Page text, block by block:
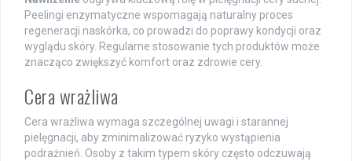
Peelingi enzymatyczne wspomagają naturalny proces
regeneracji naskórka, co prowadzi do poprawy kondycji oraz
wyglądu skóry. Regularne stosowanie tych produktów może
znacząco zwiększyć komfort oraz zdrowie cery.
Cera wrażliwa
Cera wrażliwa wymaga szczególnej uwagi i starannej
pielęgnacji, aby zminimalizować ryzyko wystąpienia
podrażnień. Osoby z takim typem skóry często odczuwają